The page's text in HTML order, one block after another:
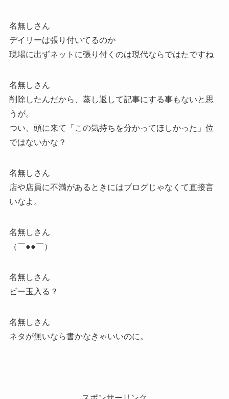
名無しさん
デイリーは張り付いてるのか
現場に出ずネットに張り付くのは現代ならではたですね
名無しさん
削除したんだから、蒸し返して記事にする事もないと思
うが。
つい、頭に来て「この気持ちを分かってほしかった」位
ではないかな？
名無しさん
店や店員に不満があるときにはブログじゃなくて直接言
いなよ。
名無しさん
（￣●●￣）
名無しさん
ビー玉入る？
名無しさん
ネタが無いなら書かなきゃいいのに。